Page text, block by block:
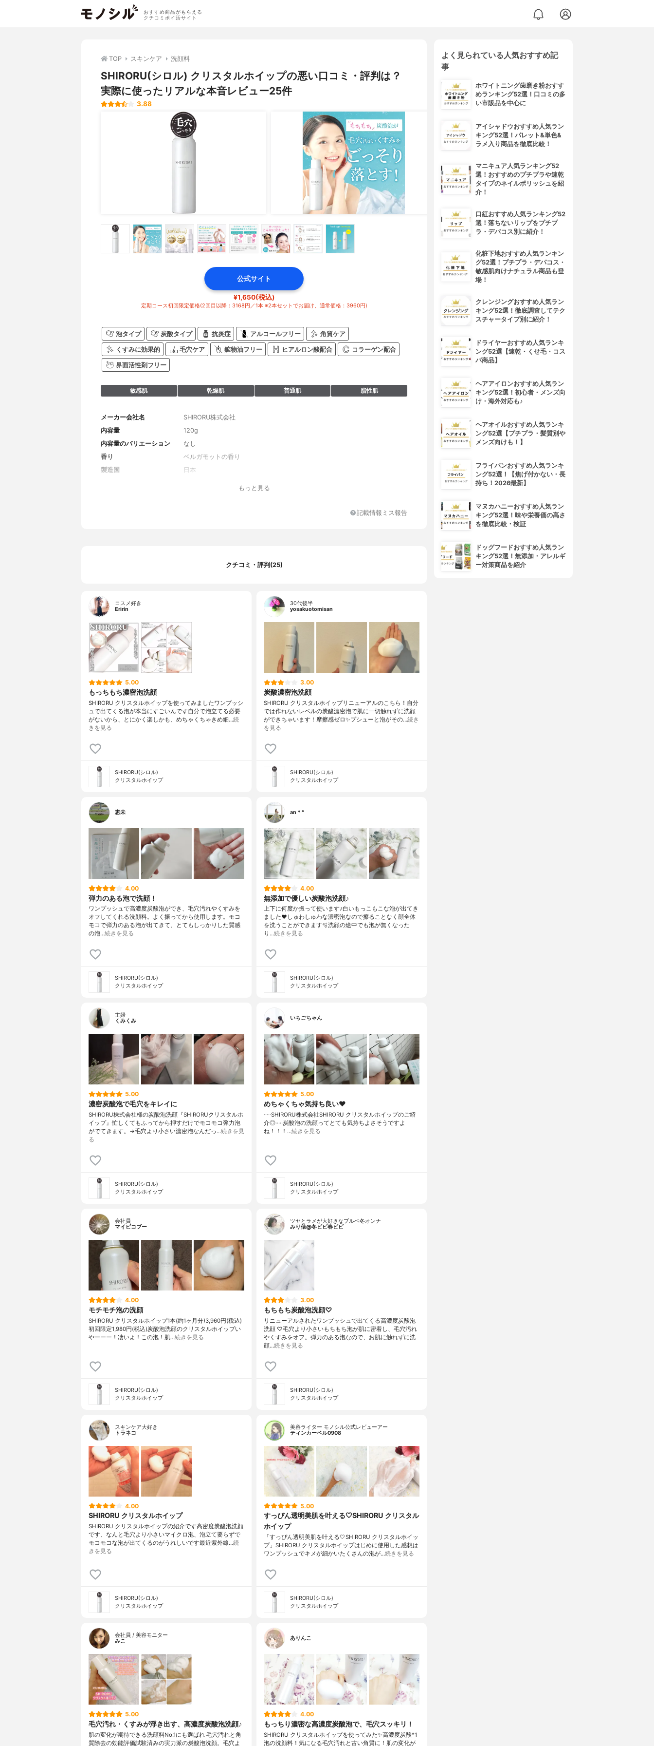
おすすめ商品がもらえる
クチコミポイ活サイト
TOP スキンケア 洗顔料
SHIRORU(シロル) クリスタルホイップの悪い口コミ・評判は？
実際に使ったリアルな本音レビュー25件
3.88
公式サイト
¥1,650(税込)
定期コース初回限定価格(2回目以降：3168円／1本 ※2本セットでお届け、通常価格：3960円)
泡タイプ 炭酸タイプ 抗炎症 アルコールフリー 角質ケア
くすみに効果的 毛穴ケア 鉱物油フリー ヒアルロン酸配合 コラーゲン配合
界面活性剤フリー
敏感肌 乾燥肌 普通肌 脂性肌
メーカー会社名
SHIRORU株式会社
内容量
120g
内容量のバリエーション
なし
香り
ベルガモットの香り
製造国
日本
キシル または パルミチン酸オクチル、TEA、二酸化炭素、メチルパラベン、
液、加水分解コラーゲン、ヒメフウロエキス、ヒアルロン酸Na、サッカロミセ
ス／ハトムギ種子発酵液、クダモノトケイソウ果実エキス 、フェノキシエタノ
もっと見る
記載情報ミス報告
クチコミ・評判(25)
コスメ好き
Eririn
5.00
もっちもち濃密泡洗顔
SHIRORU クリスタルホイップを使ってみましたワンプッシ
ュで出てくる泡が本当にすごいんです自分で泡立てる必要
がないから、とにかく楽しかも、めちゃくちゃきめ細…続
きを見る
SHIRORU(シロル)
クリスタルホイップ
30代後半
yosakuotomisan
3.00
炭酸濃密泡洗顔
SHIRORU クリスタルホイップリニューアルのこちら！自分
では作れないレベルの炭酸濃密泡で肌に一切触れずに洗顔
ができちゃいます！摩擦感ゼロ✨プシューと泡がその…続き
を見る
SHIRORU(シロル)
クリスタルホイップ
恵未
4.00
弾力のある泡で洗顔！
ワンプッシュで高濃度炭酸泡ができ、毛穴汚れやくすみを
オフしてくれる洗顔料。よく振ってから使用します。モコ
モコで弾力のある泡が出てきて、とてもしっかりした質感
の泡…続きを見る
SHIRORU(シロル)
クリスタルホイップ
an＊°
4.00
無添加で優しい炭酸泡洗顔♪
上下に何度か振って使います♪白いもっこもこな泡が出てき
ました❤︎しゅわしゅわな濃密泡なので擦ることなく顔全体
を洗うことができます🫧洗顔の途中でも泡が無くなった
り…続きを見る
SHIRORU(シロル)
クリスタルホイップ
主婦
くみくみ
5.00
濃密炭酸泡で毛穴をキレイに
SHIRORU株式会社様の炭酸泡洗顔『SHIRORUクリスタルホ
イップ』忙しくてもふってから押すだけでモコモコ弾力泡
がでてきます。→毛穴より小さい濃密泡なんだっ…続きを見
る
SHIRORU(シロル)
クリスタルホイップ
いちごちゃん
5.00
めちゃくちゃ気持ち良い❤
·····⁡⁡SHIRORU株式会社⁡⁡SHIRORU クリスタルホイップ⁡⁡のご紹
介◎⁡⁡·····⁡⁡炭酸泡の洗顔って⁡⁡とても気持ちよさそうですよ
ね！！！…続きを見る
SHIRORU(シロル)
クリスタルホイップ
会社員
マイピコブー
4.00
モチモチ泡の洗顔
SHIRORU クリスタルホイップ1本(約1ヶ月分)3,960円(税込)
初回限定1,980円(税込)炭酸泡洗顔のクリスタルホイップい
やーーー！凄いよ！この泡！肌…続きを見る
SHIRORU(シロル)
クリスタルホイップ
ツヤとラメが大好きなブルベ冬オンナ
みり俵@冬ビビ春ビビ
3.00
もちもち炭酸泡洗顔♡
リニューアルされたワンプッシュで出てくる高濃度炭酸泡
洗顔 ♡毛穴より小さいもちもち泡が肌に密着し、毛穴汚れ
やくすみをオフ。弾力のある泡なので、お肌に触れずに洗
顔…続きを見る
SHIRORU(シロル)
クリスタルホイップ
スキンケア大好き
トラネコ
4.00
SHIRORU クリスタルホイップ
SHIRORU クリスタルホイップの紹介です高密度炭酸泡洗顔
です、なんと毛穴より小さいマイクロ泡、泡立て要らずで
モコモコな泡が出てくるのがうれしいです最近紫外線…続
きを見る
SHIRORU(シロル)
クリスタルホイップ
美容ライター モノシル公式レビューアー
ティンカーベル0908
5.00
すっぴん透明美肌を叶える🤍SHIRORU クリスタル
ホイップ
「すっぴん透明美肌を叶える🤍SHIRORU クリスタルホイッ
プ」SHIRORU クリスタルホイップはじめに使用した感想は
ワンプッシュでキメが細かいたくさんの泡が…続きを見る
SHIRORU(シロル)
クリスタルホイップ
会社員 / 美容モニター
みこ
5.00
毛穴汚れ・くすみが浮き出す、高濃度炭酸泡洗顔♪
肌の変化が期待できる洗顔料No.1にも選ばれ 毛穴汚れと角
質除去の効能評価試験済みの実力派の炭酸泡洗顔。毛穴よ
ありんこ
4.00
もっちり濃密な高濃度炭酸泡で、毛穴スッキリ！
SHIRORU クリスタルホイップを使ってみた✨高濃度炭酸*1
泡の洗顔料！気になる毛穴汚れと古い角質に！肌の変化が
よく見られている人気おすすめ記
事
ホワイトニング歯磨き粉おすす
めランキング52選！口コミの多
い市販品を中心に
アイシャドウおすすめ人気ラン
キング52選！パレット&単色&
ラメ入り商品を徹底比較！
マニキュア人気ランキング52
選！おすすめのプチプラや速乾
タイプのネイルポリッシュを紹
介！
口紅おすすめ人気ランキング52
選！落ちないリップをプチプ
ラ・デパコス別に紹介！
化粧下地おすすめ人気ランキン
グ52選！プチプラ・デパコス・
敏感肌向けナチュラル商品も登
場！
クレンジングおすすめ人気ラン
キング52選！徹底調査してテク
スチャータイプ別に紹介！
ドライヤーおすすめ人気ランキ
ング52選【速乾・くせ毛・コス
パ商品】
ヘアアイロンおすすめ人気ラン
キング52選！初心者・メンズ向
け・海外対応も♪
ヘアオイルおすすめ人気ランキ
ング52選【プチプラ・髪質別や
メンズ向けも！】
フライパンおすすめ人気ランキ
ング52選！【焦げ付かない・長
持ち！2026最新】
マヌカハニーおすすめ人気ラン
キング52選！味や栄養価の高さ
を徹底比較・検証
ドッグフードおすすめ人気ラン
キング52選！無添加・アレルギ
ー対策商品を紹介